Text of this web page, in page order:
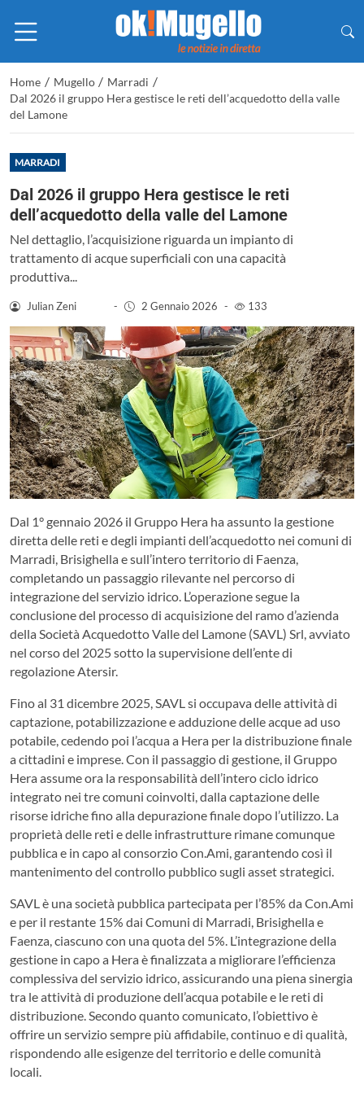
Home / Mugello / Marradi /
Dal 2026 il gruppo Hera gestisce le reti dell’acquedotto della valle
del Lamone
MARRADI
Dal 2026 il gruppo Hera gestisce le reti
dell’acquedotto della valle del Lamone
Nel dettaglio, l’acquisizione riguarda un impianto di
trattamento di acque superficiali con una capacità
produttiva...
Julian Zeni - 2 Gennaio 2026 - 133
Dal 1° gennaio 2026 il Gruppo Hera ha assunto la gestione
diretta delle reti e degli impianti dell’acquedotto nei comuni di
Marradi, Brisighella e sull’intero territorio di Faenza,
completando un passaggio rilevante nel percorso di
integrazione del servizio idrico. L’operazione segue la
conclusione del processo di acquisizione del ramo d’azienda
della Società Acquedotto Valle del Lamone (SAVL) Srl, avviato
nel corso del 2025 sotto la supervisione dell’ente di
regolazione Atersir.
Fino al 31 dicembre 2025, SAVL si occupava delle attività di
captazione, potabilizzazione e adduzione delle acque ad uso
potabile, cedendo poi l’acqua a Hera per la distribuzione finale
a cittadini e imprese. Con il passaggio di gestione, il Gruppo
Hera assume ora la responsabilità dell’intero ciclo idrico
integrato nei tre comuni coinvolti, dalla captazione delle
risorse idriche fino alla depurazione finale dopo l’utilizzo. La
proprietà delle reti e delle infrastrutture rimane comunque
pubblica e in capo al consorzio Con.Ami, garantendo così il
mantenimento del controllo pubblico sugli asset strategici.
SAVL è una società pubblica partecipata per l’85% da Con.Ami
e per il restante 15% dai Comuni di Marradi, Brisighella e
Faenza, ciascuno con una quota del 5%. L’integrazione della
gestione in capo a Hera è finalizzata a migliorare l’efficienza
complessiva del servizio idrico, assicurando una piena sinergia
tra le attività di produzione dell’acqua potabile e le reti di
distribuzione. Secondo quanto comunicato, l’obiettivo è
offrire un servizio sempre più affidabile, continuo e di qualità,
rispondendo alle esigenze del territorio e delle comunità
locali.